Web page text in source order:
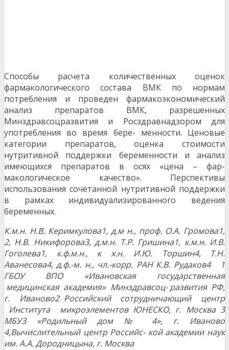
Способы расчета количественных оценок
фармакологического состава ВМК по нормам
потребления и проведен фармакоэкономический
анализ препаратов ВМК, разрешенных
Минздравсоцразвития и Росздравнадзором для
употребления во время бере- менности. Ценовые
категории препаратов, оценка стоимости
нутритивной поддержки беременности и анализ
имеющихся препаратов в осях «цена – фар-
макологическое качество». Перспективы
использования сочетанной нутритивной поддержки
в рамках индивидуализированного ведения
беременных.
К.м.н. Н.В. Керимкулова1, д.м н., проф. О.А. Громова1,
2, Н.В. Никифорова3, д.м.н. Т.Р. Гришина1, к.м.н. И.В.
Гоголева1, к.ф.м.н., к х.н. И.Ю. Торшин4, Т.Н.
Аванесова4, д.ф.-м. н., чл.-корр. РАН К.В. Рудаков4 1
ГБОУ ВПО «Ивановская государственная
медицинская академия» Минздравсоц- развития РФ,
г. Иваново2 Российский сотрудничающий центр
Института микроэлементов ЮНЕСКО, г. Москва 3
МБУЗ «Родильный дом № 4», г. Иваново
4,Вычислительный центр Российс- кой академии наук
им. А.А. Дородницына, г. Москва